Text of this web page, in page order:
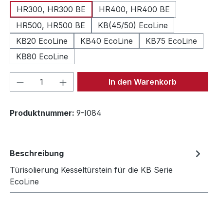
HR300, HR300 BE
HR400, HR400 BE
HR500, HR500 BE
KB(45/50) EcoLine
KB20 EcoLine
KB40 EcoLine
KB75 EcoLine
KB80 EcoLine
Produkt Anzahl: Gib denIn den Warenkorb
Produktnummer: 9-I084
Beschreibung
Türisolierung Kesseltürstein für die KB Serie
EcoLine